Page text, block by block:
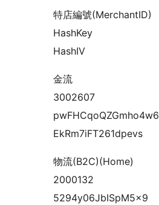
特店編號(MerchantID)
HashKey
HashIV
金流
3002607
pwFHCqoQZGmho4w6
EkRm7iFT261dpevs
物流(B2C)(Home)
2000132
5294y06JbISpM5x9